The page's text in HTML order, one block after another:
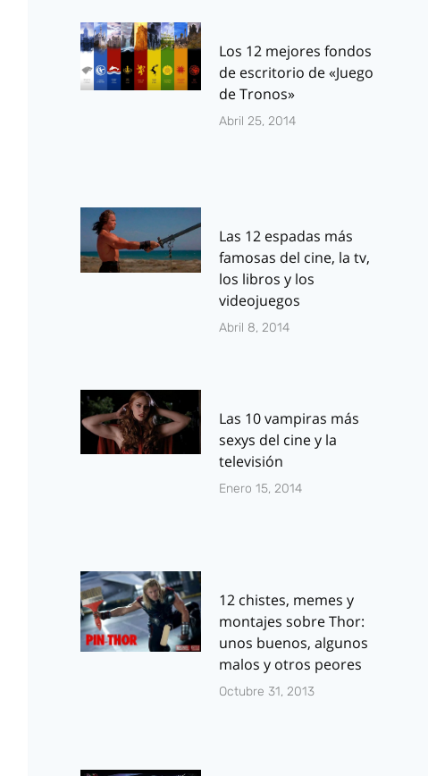
Los 12 mejores fondos
de escritorio de «Juego
de Tronos»
Abril 25, 2014
Las 12 espadas más
famosas del cine, la tv,
los libros y los
videojuegos
Abril 8, 2014
Las 10 vampiras más
sexys del cine y la
televisión
Enero 15, 2014
12 chistes, memes y
montajes sobre Thor:
unos buenos, algunos
malos y otros peores
Octubre 31, 2013